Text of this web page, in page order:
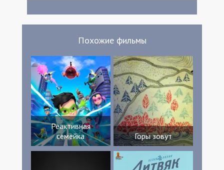
Тэмсин Джеффри Сэм Бакстер Миа Вор
Похожие фильмы
Реактивная
семейка
Горы зовут